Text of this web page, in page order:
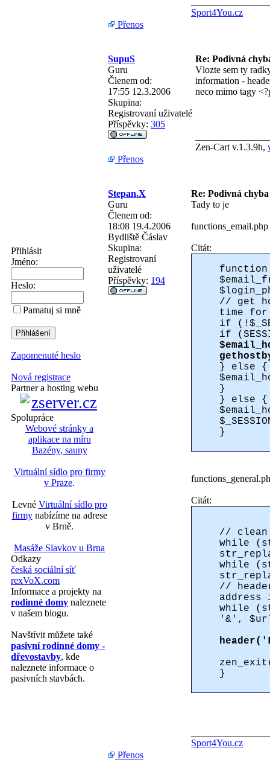
Přihlásit
Jméno:
Heslo:
Pamatuj si mně
Zapomenuté heslo
Nová registrace
Partner a hosting webu
Spolupráce
Webové stránky a
aplikace na míru
Bazény, sauny
Virtuální sídlo pro firmy
v Praze.
Levné Virtuální sídlo pro
firmynabízíme na adrese
v Brně.
Masáže Slavkov u Brna
Odkazy
česká sociální síť
rexVoX.com
Informace a projekty na
rodinné domy naleznete
v našem blogu.
Navštívit můžete také
pasivní rodinné domy -
dřevostavby, kde
naleznete informace o
pasivních stavbách.
Sport4You.cz
Přenos
SupuS
Re: Podivná
Guru
Členem od:
17:55 12.3.2006
Skupina:
Registrovaní uživatelé
Příspěvky: 305
Vlozte sem ty
information -
neco mimo tagy
Zen-Cart v.1.3.9h,
Přenos
Stepan.X
Re: Podivná chyba
Guru
Členem od:
18:08 19.4.2006
Bydliště Čáslav
Skupina:
Registrovaní
uživatelé
Příspěvky: 194
Tady to je
Citát:
// get
time for
if
if
} else {
}
} else {
}
Citát:
// clean
while
while
//
while
'&',
}
Sport4You.cz
Přenos